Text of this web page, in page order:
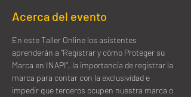
Acerca del evento
En este Taller Online los asistentes
aprenderán a ”Registrar y cómo Proteger su
Marca en INAPI”, la importancia de registrar la
marca para contar con la exclusividad e
impedir que terceros ocupen nuestra marca o